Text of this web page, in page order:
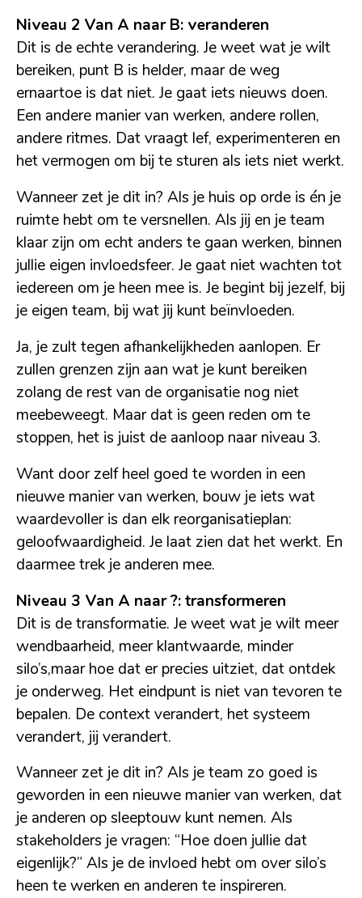
Niveau 2 Van A naar B: veranderen
Dit is de echte verandering. Je weet wat je wilt
bereiken, punt B is helder, maar de weg
ernaartoe is dat niet. Je gaat iets nieuws doen.
Een andere manier van werken, andere rollen,
andere ritmes. Dat vraagt lef, experimenteren en
het vermogen om bij te sturen als iets niet werkt.
Wanneer zet je dit in? Als je huis op orde is én je
ruimte hebt om te versnellen. Als jij en je team
klaar zijn om echt anders te gaan werken, binnen
jullie eigen invloedsfeer. Je gaat niet wachten tot
iedereen om je heen mee is. Je begint bij jezelf, bij
je eigen team, bij wat jij kunt beïnvloeden.
Ja, je zult tegen afhankelijkheden aanlopen. Er
zullen grenzen zijn aan wat je kunt bereiken
zolang de rest van de organisatie nog niet
meebeweegt. Maar dat is geen reden om te
stoppen, het is juist de aanloop naar niveau 3.
Want door zelf heel goed te worden in een
nieuwe manier van werken, bouw je iets wat
waardevoller is dan elk reorganisatieplan:
geloofwaardigheid. Je laat zien dat het werkt. En
daarmee trek je anderen mee.
Niveau 3 Van A naar ?: transformeren
Dit is de transformatie. Je weet wat je wilt meer
wendbaarheid, meer klantwaarde, minder
silo’s,maar hoe dat er precies uitziet, dat ontdek
je onderweg. Het eindpunt is niet van tevoren te
bepalen. De context verandert, het systeem
verandert, jij verandert.
Wanneer zet je dit in? Als je team zo goed is
geworden in een nieuwe manier van werken, dat
je anderen op sleeptouw kunt nemen. Als
stakeholders je vragen: “Hoe doen jullie dat
eigenlijk?” Als je de invloed hebt om over silo’s
heen te werken en anderen te inspireren.